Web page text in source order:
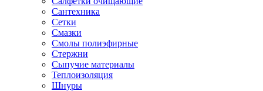
Сантехника
Сетки
Смазки
Смолы полиэфирные
Стержни
Сыпучие материалы
Теплоизоляция
Шнуры